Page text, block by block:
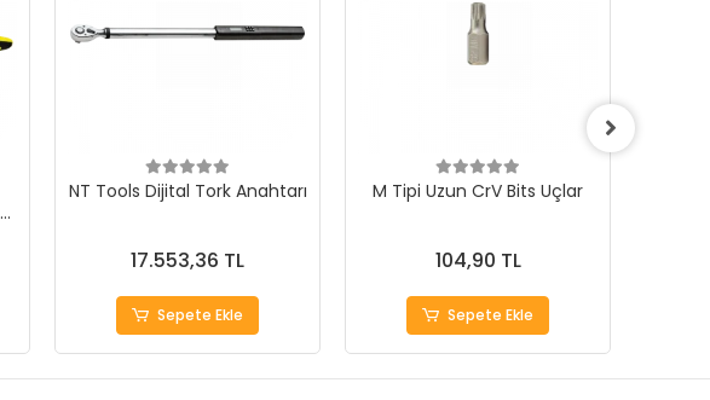
NT Tools Dijital Tork Anahtarı
17.553,36 TL
Sepete Ekle
M Tipi Uzun CrV Bits Uçlar
104,90 TL
Sepete Ekle